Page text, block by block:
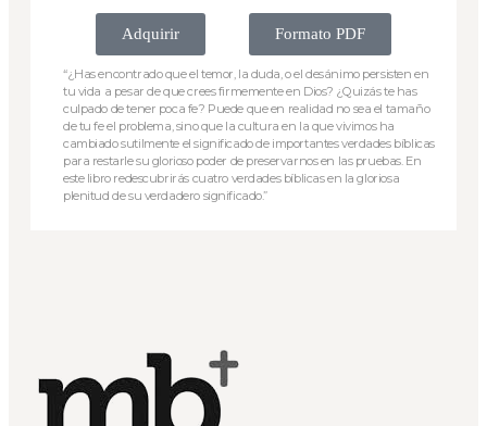
Adquirir Formato PDF
“¿Has encontrado que el temor, la duda, o el desánimo persisten en
tu vida a pesar de que crees firmemente en Dios? ¿Quizás te has
culpado de tener poca fe? Puede que en realidad no sea el tamaño
de tu fe el problema, sino que la cultura en la que vivimos ha
cambiado sutilmente el significado de importantes verdades bíblicas
para restarle su glorioso poder de preservarnos en las pruebas. En
este libro redescubrirás cuatro verdades bíblicas en la gloriosa
plenitud de su verdadero significado.”